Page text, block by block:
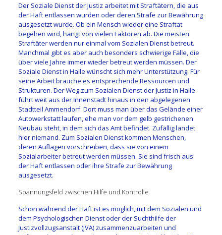
Der Soziale Dienst der Justiz arbeitet mit Straftätern, die aus
der Haft entlassen wurden oder deren Strafe zur Bewährung
ausgesetzt wurde. Ob ein Mensch wieder eine Straftat
begehen wird, hängt von vielen Faktoren ab. Die meisten
Straftäter werden nur einmal vom Sozialen Dienst betreut.
Manchmal gibt es aber auch besonders schwierige Fälle, die
über viele Jahre immer wieder betreut werden müssen. Der
Soziale Dienst in Halle wünscht sich mehr Unterstützung. Für
seine Arbeit brauche es entsprechende Ressourcen und
Strukturen. Der Weg zum Sozialen Dienst der Justiz in Halle
führt weit aus der Innenstadt hinaus in den abgelegenen
Stadtteil Ammendorf. Dort muss man über das Gelände einer
Autowerkstatt laufen, ehe man vor dem gelb gestrichenen
Neubau steht, in dem sich das Amt befindet. Zufällig landet
hier niemand. Zum Sozialen Dienst kommen Menschen,
deren Auflagen vorschreiben, dass sie von einem
Sozialarbeiter betreut werden müssen. Sie sind frisch aus
der Haft entlassen oder ihre Strafe zur Bewährung
ausgesetzt.
Spannungsfeld zwischen Hilfe und Kontrolle
Schon während der Haft ist es möglich, mit dem Sozialen und
dem Psychologischen Dienst oder der Suchthilfe der
Justizvollzugsanstalt (JVA) zusammenzuarbeiten und